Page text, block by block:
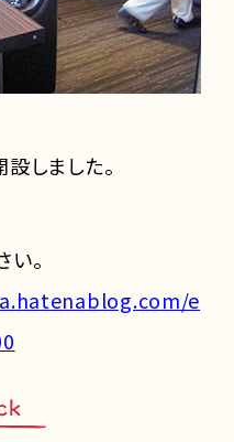
しました。
。
e